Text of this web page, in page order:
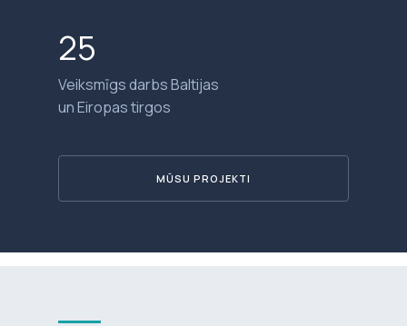
MŪSU PROJEKTI
25
Veiksmīgs darbs Baltijas
un Eiropas tirgos